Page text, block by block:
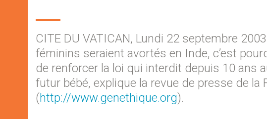
CITE DU VATICAN, Lundi 22 septembre
féminins seraient avortés en Inde, c’est
de renforcer la loi qui interdit depuis 10 ans
futur bébé, explique la revue de presse de la
(http://www.genethique.org).